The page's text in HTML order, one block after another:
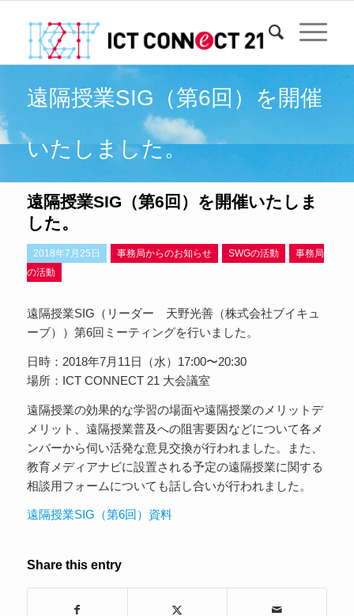
遠隔授業SIG（第6回）を開催
いたしました。
遠隔授業SIG（第6回）を開催いたしま
した。
2018年7月25日 事務局からのお知らせ SWGの活動
事務局
の活動
遠隔授業SIG（リーダー 天野光善（株式会社ブイキュ
ーブ））第6回ミーティングを行いました。
日時：2018年7月11日（水）17:00〜20:30
場所：ICT CONNECT 21 大会議室
遠隔授業の効果的な学習の場面や遠隔授業のメリットデ
メリット、遠隔授業普及への阻害要因などについて各メ
ンバーから伺い活発な意見交換が行われました。また、
教育メディアナビに設置される予定の遠隔授業に関する
相談用フォームについても話し合いが行われました。
遠隔授業SIG（第6回）資料
Share this entry